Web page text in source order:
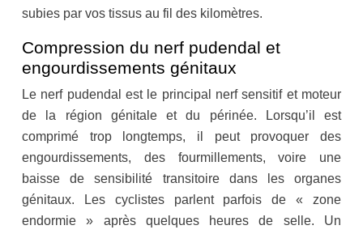
subies par vos tissus au fil des kilomètres.
Compression du nerf pudendal et
engourdissements génitaux
Le nerf pudendal est le principal nerf sensitif et moteur
de la région génitale et du périnée. Lorsqu’il est
comprimé trop longtemps, il peut provoquer des
engourdissements, des fourmillements, voire une
baisse de sensibilité transitoire dans les organes
génitaux. Les cyclistes parlent parfois de « zone
endormie » après quelques heures de selle. Un